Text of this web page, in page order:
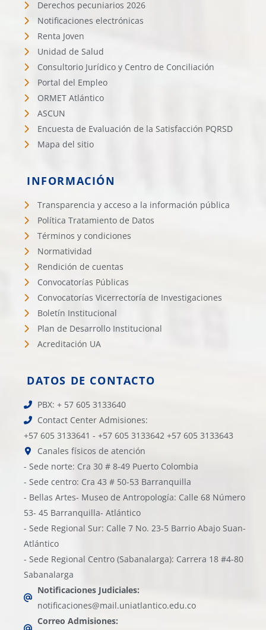
Derechos pecuniarios 2026
Notificaciones electrónicas
Renta Joven
Unidad de Salud
Consultorio Jurídico y Centro de Conciliación
Portal del Empleo
ORMET Atlántico
ASCUN
Encuesta de Evaluación de la Satisfacción PQRSD
Mapa del sitio
INFORMACIÓN
Transparencia y acceso a la información pública
Política Tratamiento de Datos
Términos y condiciones
Normatividad
Rendición de cuentas
Convocatorías Públicas
Convocatorías Vicerrectoría de Investigaciones
Boletín Institucional
Plan de Desarrollo Institucional
Acreditación UA
DATOS DE CONTACTO
PBX: + 57 605 3133640
Contact Center Admisiones:
+57 605 3133641 - +57 605 3133642 +57 605 3133643
Canales físicos de atención
- Sede norte: Cra 30 # 8-49 Puerto Colombia
- Sede centro: Cra 43 # 50-53 Barranquilla
- Bellas Artes- Museo de Antropología: Calle 68 Número
53- 45 Barranquilla- Atlántico
- Sede Regional Sur: Calle 7 No. 23-5 Barrio Abajo Suan-
Atlántico
- Sede Regional Centro (Sabanalarga): Carrera 18 #4-80
Sabanalarga
Notificaciones Judiciales:
notificaciones@mail.uniatlantico.edu.co
Correo Admisiones: